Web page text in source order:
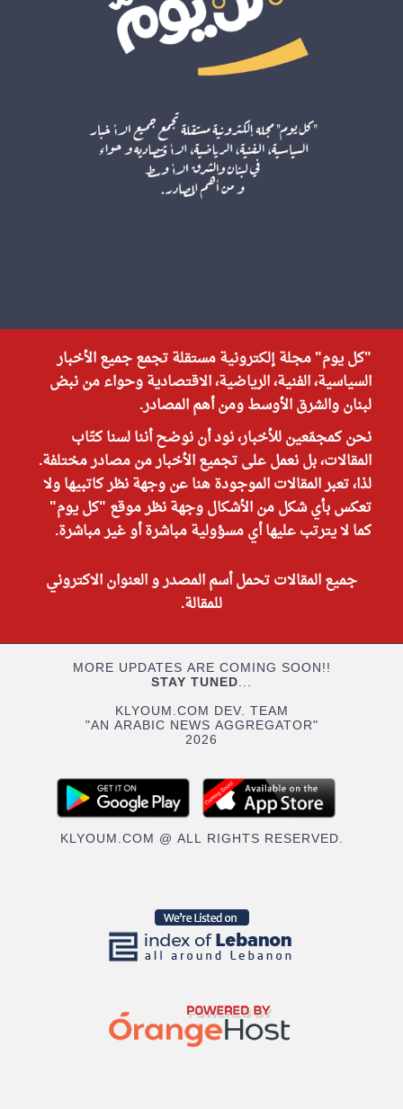
"كل يوم" مجلة إلكترونية مستقلة تجمع جميع الأخبار
السياسية، الفنية، الرياضية، الاقتصادية وحواء من نبض
لبنان والشرق الأوسط ومن أهم المصادر.
نحن كمجمّعين للأخبار، نود أن نوضح أننا لسنا كتّاب
المقالات، بل نعمل على تجميع الأخبار من مصادر مختلفة.
لذا، تعبر المقالات الموجودة هنا عن وجهة نظر كاتبيها ولا
تعكس بأي شكل من الأشكال وجهة نظر موقع "كل يوم"
كما لا يترتب عليها أي مسؤولية مباشرة أو غير مباشرة.
جميع المقالات تحمل أسم المصدر و العنوان الاكتروني
للمقالة.
MORE UPDATES ARE COMING SOON!!
STAY TUNED...
KLYOUM.COM DEV. TEAM
"AN ARABIC NEWS AGGREGATOR"
2026
KLYOUM.COM @ ALL RIGHTS RESERVED.